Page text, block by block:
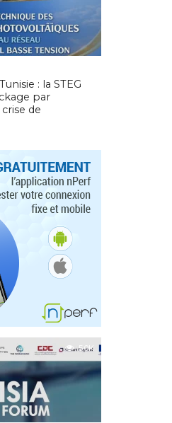
: la STEG
par
de
5.0K